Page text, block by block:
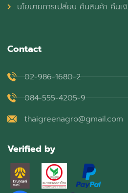
นโยบายการเปลี่ยน คืนสินค้า คืนเ
Contact
02-986-1680-2
084-555-4205-9
thaigreenagro@gmail.com
Verified by